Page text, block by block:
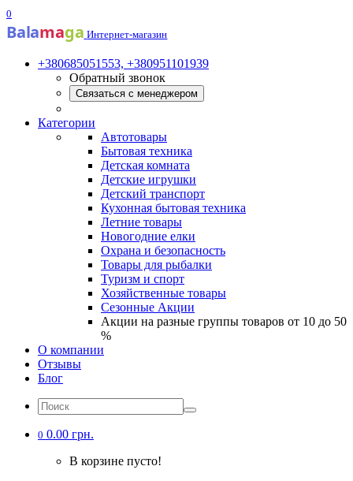
0
Balamaga Интернет-магазин
+380685051553, +380951101939
Обратный звонок
Связаться с менеджером
Категории
Автотовары
Бытовая техника
Детская комната
Детские игрушки
Детский транспорт
Кухонная бытовая техника
Летние товары
Новогодние елки
Охрана и безопасность
Товары для рыбалки
Туризм и спорт
Хозяйственные товары
Сезонные Акции
Акции на разные группы товаров от 10 до 50
%
О компании
Отзывы
Блог
0 0.00 грн.
В корзине пусто!